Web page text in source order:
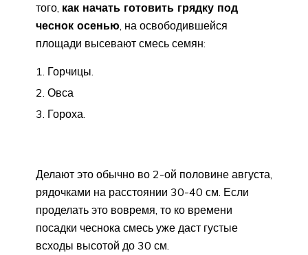
того, как начать готовить грядку под
чеснок осенью, на освободившейся
площади высевают смесь семян:
Горчицы.
Овса
Гороха.
Делают это обычно во 2-ой половине августа,
рядочками на расстоянии 30-40 см. Если
проделать это вовремя, то ко времени
посадки чеснока смесь уже даст густые
всходы высотой до 30 см.